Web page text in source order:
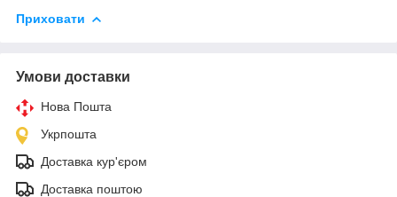
Приховати
Умови доставки
Нова Пошта
Укрпошта
Доставка кур'єром
Доставка поштою